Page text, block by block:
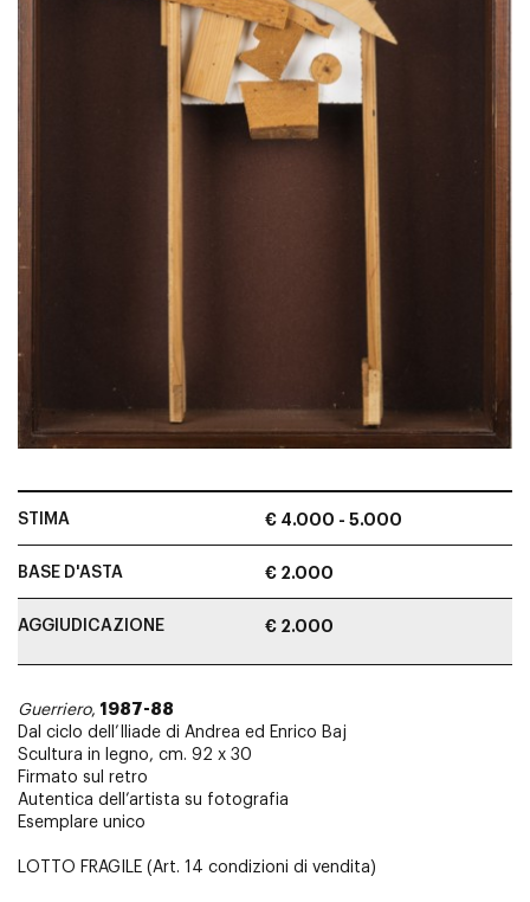
STIMA € 4.000 - 5.000
BASE D'ASTA € 2.000
AGGIUDICAZIONE € 2.000
Guerriero, 1987-88
Dal ciclo dell’Iliade di Andrea ed Enrico Baj
Scultura in legno, cm. 92 x 30
Firmato sul retro
Autentica dell’artista su fotografia
Esemplare unico
LOTTO FRAGILE (Art. 14 condizioni di vendita)